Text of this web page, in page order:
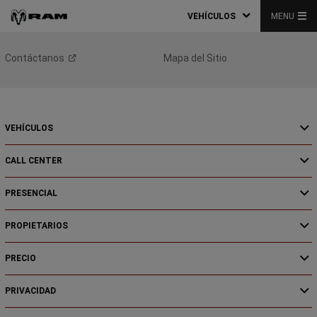
VEHÍCULOS MENU
Contáctanos Mapa del Sitio
VEHÍCULOS
CALL CENTER
PRESENCIAL
PROPIETARIOS
PRECIO
PRIVACIDAD